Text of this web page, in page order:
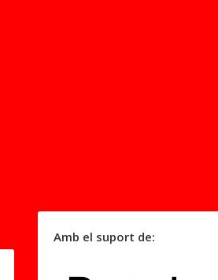
Amb el suport de: